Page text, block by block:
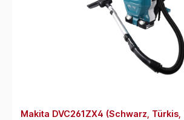
Makita DVC261ZX4 (Schwarz, Türkis,